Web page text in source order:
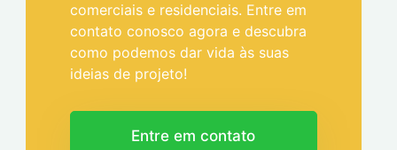
comerciais e residenciais. Entre em
contato conosco agora e descubra
como podemos dar vida às suas
ideias de projeto!
Entre em contato